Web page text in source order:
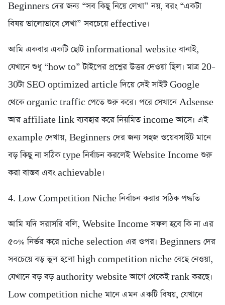
Beginners দের জন্য “সব কিছু নিয়ে লেখা” নয়, বরং “একটা
বিষয় ভালোভাবে লেখা” সবচেয়ে effective।
আমি একবার একটি ছোট informational website বানাই,
যেখানে শুধু “how to” টাইপের প্রশ্নের উত্তর দেওয়া ছিল। মাত্র 20–
30টা SEO optimized article দিয়ে সেই সাইট Google
থেকে organic traffic পেতে শুরু করে। পরে সেখানে Adsense
আর affiliate link ব্যবহার করে নিয়মিত income আসে। এই
example দেখায়, Beginners দের জন্য সহজ ওয়েবসাইট মানে
বড় কিছু না সঠিক type নির্বাচন করলেই Website Income শুরু
করা বাস্তব এবং achievable।
4. Low Competition Niche নির্বাচন করার সঠিক পদ্ধতি
আমি যদি সরাসরি বলি, Website Income সফল হবে কি না এর
৫০% নির্ভর করে niche selection এর ওপর। Beginners দের
সবচেয়ে বড় ভুল হলো high competition niche বেছে নেওয়া,
যেখানে বড় বড় authority website আগে থেকেই rank করছে।
Low competition niche মানে এমন একটি বিষয়, যেখানে